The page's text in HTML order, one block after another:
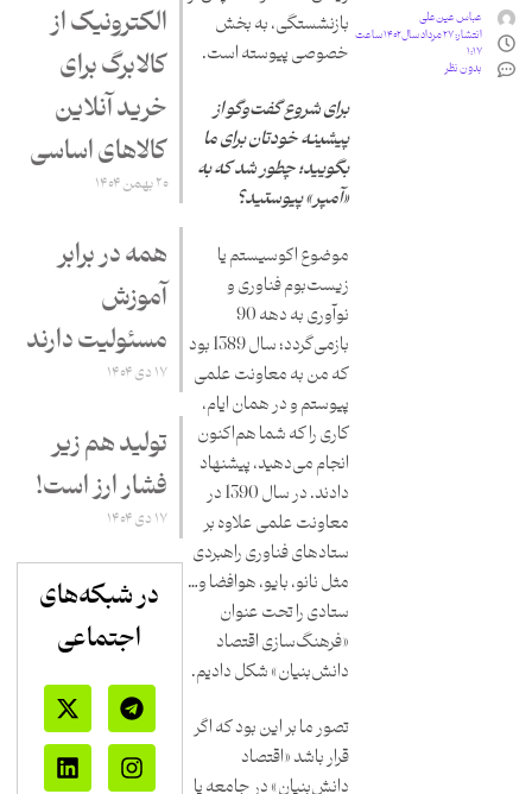
عباس عین‌علی
انتشار:
۲۷ مرداد سال ۱۴۰۲ ساعت
۱:۱۷
بدون نظر
بازنشستگی، به بخش
خصوصی پیوسته است.
برای شروع گفت‌وگو از
پیشینه خودتان برای ما
بگویید؛ چطور شد که به
«آمپر» پیوستید؟
موضوع اکوسیستم یا
زیست‌بوم فناوری و
نوآوری به دهه 90
بازمی‌گردد؛ سال 1389 بود
که من به معاونت علمی
پیوستم و در همان ایام،
کاری را که شما هم‌اکنون
انجام می‌دهید، پیشنهاد
دادند. در سال 1390 در
معاونت علمی علاوه‌ بر
ستادهای فناوری راهبردی
مثل نانو، بایو، هوافضا و…
ستادی را تحت‌ عنوان
«فرهنگ‌سازی اقتصاد
دانش‌بنیان» شکل دادیم.
تصور ما بر این بود که اگر
قرار باشد «اقتصاد
دانش‌بنیان» در جامعه پا
الکترونیک از
کالابرگ برای
خرید آنلاین
کالاهای اساسی
۲۰ بهمن ۱۴۰۴
همه در برابر
آموزش
مسئولیت دارند
۱۷ دی ۱۴۰۴
تولید هم زیر
فشار ارز است!
۱۷ دی ۱۴۰۴
در شبکه‌های
اجتماعی